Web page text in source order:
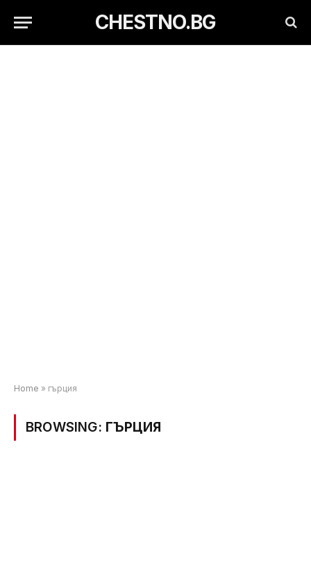
CHESTNO.BG
Home » гърция
BROWSING: ГЪРЦИЯ